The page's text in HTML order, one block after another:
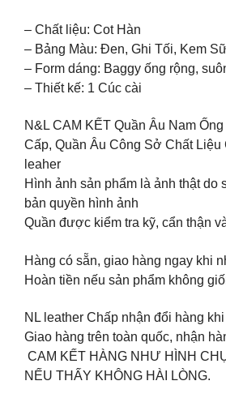
– Chất liệu: Cot Hàn
– Bảng Màu: Đen, Ghi Tối, Kem
– Form dáng: Baggy ống rộng,
– Thiết kế: 1 Cúc cài
N&L CAM KẾT Quần Âu Nam
Cấp, Quần Âu Công Sở Chất Liệu
leaher
Hình ảnh sản phẩm là ảnh thật do
bản quyền hình ảnh
Quần được kiểm tra kỹ, cẩn thận
Hàng có sẵn, giao hàng ngay khi
Hoàn tiền nếu sản phẩm không
NL leather Chấp nhận đổi hàng
Giao hàng trên toàn quốc, nhận
CAM KẾT HÀNG NHƯ HÌNH
NẾU THẤY KHÔNG HÀI LÒNG.